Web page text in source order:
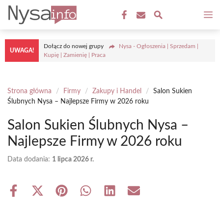
Przejdź
treści
UWAGA!
Dołącz do nowej grupy
Nysa - Ogłoszenia | Sprzedam |
Kupię | Zamienię | Praca
Strona główna / Firmy / Zakupy i Handel /
Salon Sukien
Ślubnych Nysa – Najlepsze Firmy w 2026 roku
Salon Sukien Ślubnych Nysa –
Najlepsze Firmy w 2026 roku
Data dodania: 1 lipca 2026 r.
Share
Share Share Share Share Share